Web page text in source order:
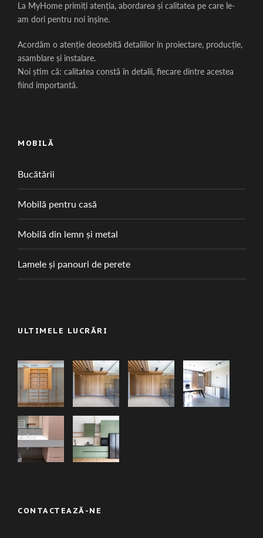
La MyHome primiți atenția, abordarea și calitatea pe care le-
am dori pentru noi înșine.
Acordăm o atenție deosebită detaliilor în proiectare, producție,
asamblare și instalare.
Noi știm că: calitatea constă în detalii, fiecare dintre acestea
fiind importantă.
MOBILĂ
Bucătării
Mobilă pentru casă
Mobilă din lemn și metal
Lamele și panouri de perete
ULTIMELE LUCRĂRI
CONTACTEAZĂ-NE